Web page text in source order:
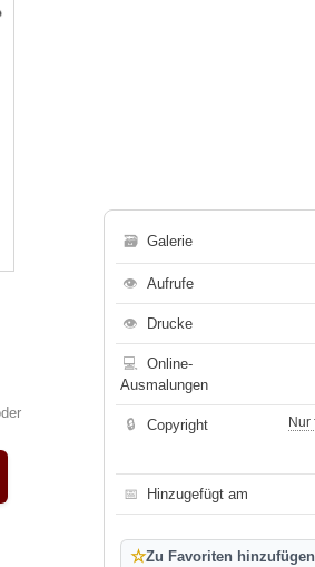
🗃 Galerie
👁 Aufrufe
👁 Drucke
💻
Online-
Ausmalungen
🔒 Copyright
Nur
📅 Hinzugefügt am
☆Zu Favoriten hinzufügen